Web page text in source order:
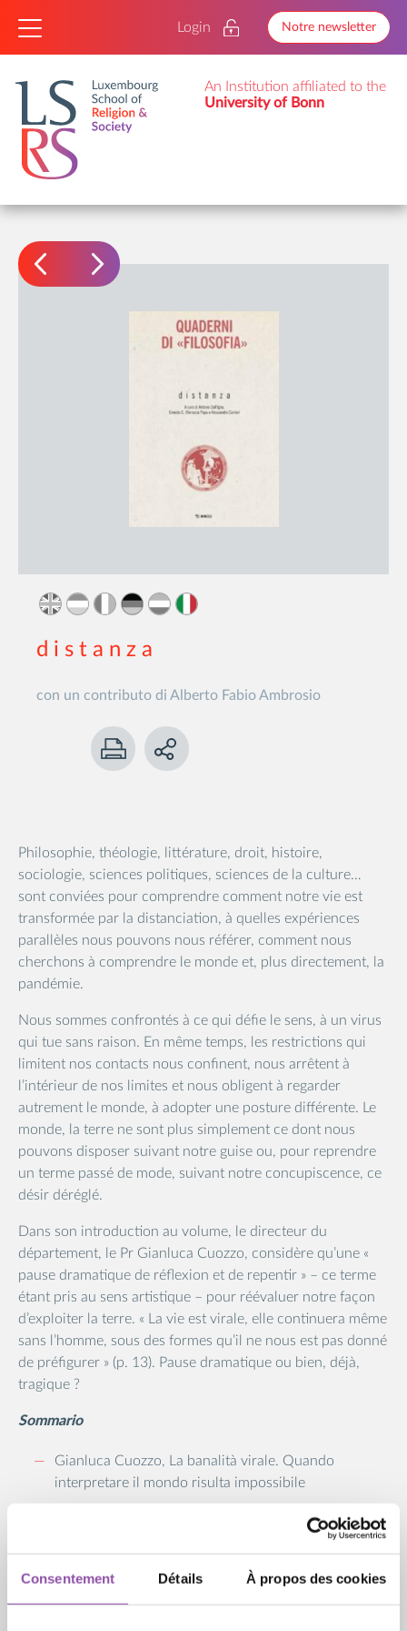
Consentement Détails À propos des cookies
An Institution affiliated to the
University of Bonn
Login Notre newsletter
d i s t a n z a
con un contributo di Alberto Fabio Ambrosio
Philosophie, théologie, littérature, droit, histoire,
sociologie, sciences politiques, sciences de la culture…
sont conviées pour comprendre comment notre vie est
transformée par la distanciation, à quelles expériences
parallèles nous pouvons nous référer, comment nous
cherchons à comprendre le monde et, plus directement, la
pandémie.
Nous sommes confrontés à ce qui défie le sens, à un virus
qui tue sans raison. En même temps, les restrictions qui
limitent nos contacts nous confinent, nous arrêtent à
l’intérieur de nos limites et nous obligent à regarder
autrement le monde, à adopter une posture différente. Le
monde, la terre ne sont plus simplement ce dont nous
pouvons disposer suivant notre guise ou, pour reprendre
un terme passé de mode, suivant notre concupiscence, ce
désir déréglé.
Dans son introduction au volume, le directeur du
département, le Pr Gianluca Cuozzo, considère qu’une «
pause dramatique de réflexion et de repentir » – ce terme
étant pris au sens artistique – pour réévaluer notre façon
d’exploiter la terre. « La vie est virale, elle continuera même
sans l’homme, sous des formes qu’il ne nous est pas donné
de préfigurer » (p. 13). Pause dramatique ou bien, déjà,
tragique ?
Sommario
Gianluca Cuozzo, La banalità virale. Quando
interpretare il mondo risulta impossibile
Ako Katagiri, Uno iato incolmabile tra l'insieme di
momenti concettuali e l'esperienza del significato